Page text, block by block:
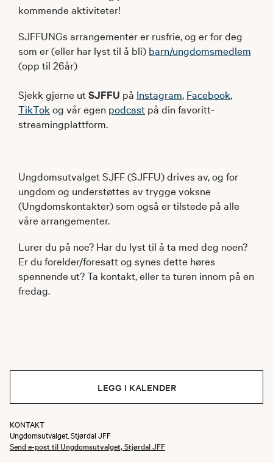
kommende aktiviteter!
SJFFUNGs arrangementer er rusfrie, og er for deg
som er (eller har lyst til å bli) barn/ungdomsmedlem
(opp til 26år)
Sjekk gjerne utSJFFU på Instagram, Facebook,
TikTok og vår egen podcast på din favoritt-
streamingplattform.
Ungdomsutvalget SJFF (SJFFU) drives av, og for
ungdom og understøttes av trygge voksne
(Ungdomskontakter) som også er tilstede på alle
våre arrangementer.
Lurer du på noe? Har du lyst til å ta med deg noen?
Er du forelder/foresatt og synes dette høres
spennende ut? Ta kontakt, eller ta turen innom på en
fredag.
LEGG I KALENDER
KONTAKT
Ungdomsutvalget, Stjørdal JFF
Send e-post til Ungdomsutvalget, Stjørdal JFF